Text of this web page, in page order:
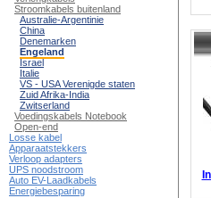
Stroomkabels buitenland
Australie-Argentinie
China
Denemarken
Engeland
Israel
Italie
VS - USA Verenigde staten
Zuid Afrika-India
Zwitserland
Voedingskabels Notebook
Open-end
Losse kabel
Apparaatstekkers
Verloop adapters
UPS noodstroom
Auto EV-Laadkabels
Energiebesparing